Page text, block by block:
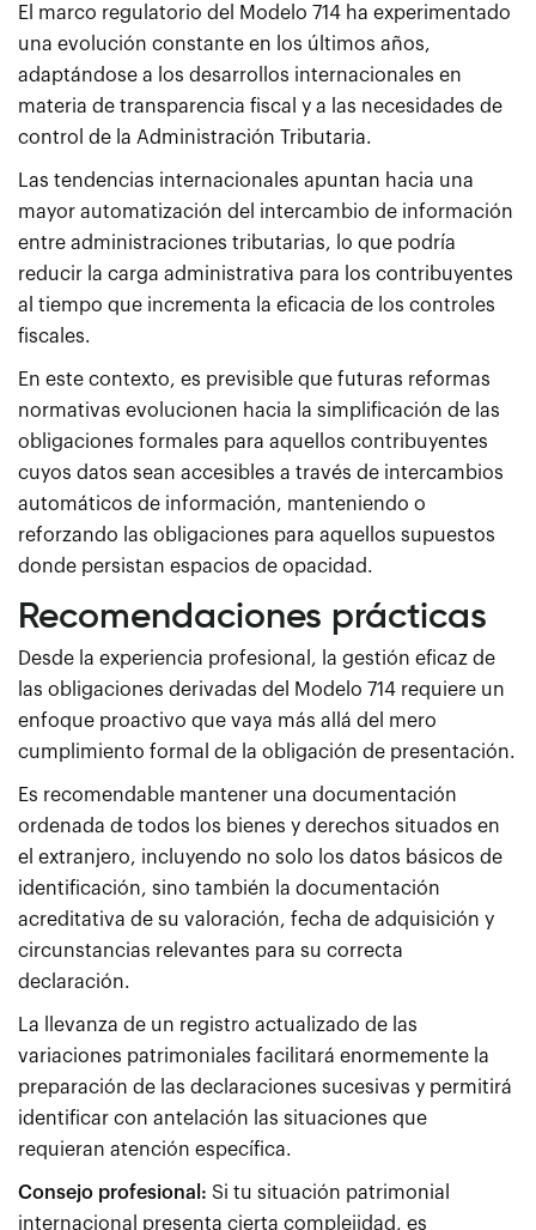
El marco regulatorio del Modelo 714 ha experimentado
una evolución constante en los últimos años,
adaptándose a los desarrollos internacionales en
materia de transparencia fiscal y a las necesidades de
control de la Administración Tributaria.
Las tendencias internacionales apuntan hacia una
mayor automatización del intercambio de información
entre administraciones tributarias, lo que podría
reducir la carga administrativa para los contribuyentes
al tiempo que incrementa la eficacia de los controles
fiscales.
En este contexto, es previsible que futuras reformas
normativas evolucionen hacia la simplificación de las
obligaciones formales para aquellos contribuyentes
cuyos datos sean accesibles a través de intercambios
automáticos de información, manteniendo o
reforzando las obligaciones para aquellos supuestos
donde persistan espacios de opacidad.
Recomendaciones prácticas
Desde la experiencia profesional, la gestión eficaz de
las obligaciones derivadas del Modelo 714 requiere un
enfoque proactivo que vaya más allá del mero
cumplimiento formal de la obligación de presentación.
Es recomendable mantener una documentación
ordenada de todos los bienes y derechos situados en
el extranjero, incluyendo no solo los datos básicos de
identificación, sino también la documentación
acreditativa de su valoración, fecha de adquisición y
circunstancias relevantes para su correcta
declaración.
La llevanza de un registro actualizado de las
variaciones patrimoniales facilitará enormemente la
preparación de las declaraciones sucesivas y permitirá
identificar con antelación las situaciones que
requieran atención específica.
Consejo profesional: Si tu situación patrimonial
internacional presenta cierta complejidad, es